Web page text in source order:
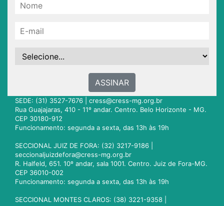
ASSINAR
SEDE: (31) 3527-7676 | cress@cress-mg.org.br
Rua Guajajaras, 410 - 11º andar. Centro. Belo Horizonte - MG.
CEP 30180-912
Funcionamento: segunda a sexta, das 13h às 19h
SECCIONAL JUIZ DE FORA: (32) 3217-9186 |
seccionaljuizdefora@cress-mg.org.br
R. Halfeld, 651. 10º andar, sala 1001. Centro. Juiz de Fora-MG.
CEP 36010-002
Funcionamento: segunda a sexta, das 13h às 19h
SECCIONAL MONTES CLAROS: (38) 3221-9358 |